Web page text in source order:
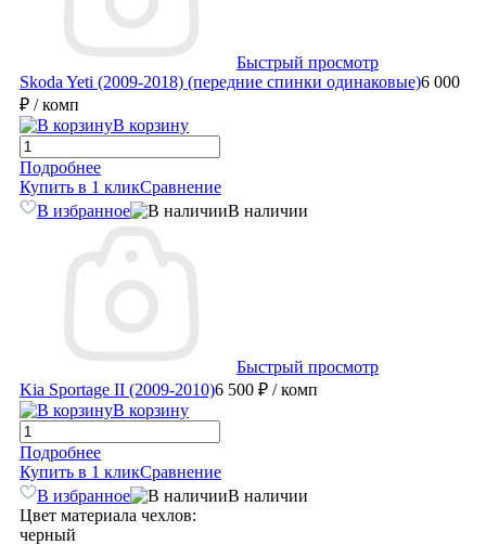
Быстрый просмотр
Skoda Yeti (2009-2018) (передние спинки одинаковые)6 000
₽ / комп
В корзину
Подробнее
Купить в 1 кликСравнение
В избранное
В наличии
Быстрый просмотр
Kia Sportage II (2009-2010)6 500 ₽ / комп
В корзину
Подробнее
Купить в 1 кликСравнение
В избранное
В наличии
Цвет материала чехлов:
черный